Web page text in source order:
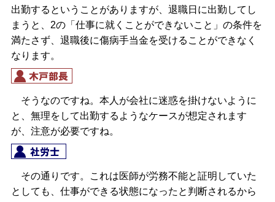
出勤するということがありますが、退職日に出勤してし
まうと、2の「仕事に就くことができないこと」の条件を
満たさず、退職後に傷病手当金を受けることができなく
なります。
そうなのですね。本人が会社に迷惑を掛けないように
と、無理をして出勤するようなケースが想定されます
が、注意が必要ですね。
その通りです。これは医師が労務不能と証明していた
としても、仕事ができる状態になったと判断されるから